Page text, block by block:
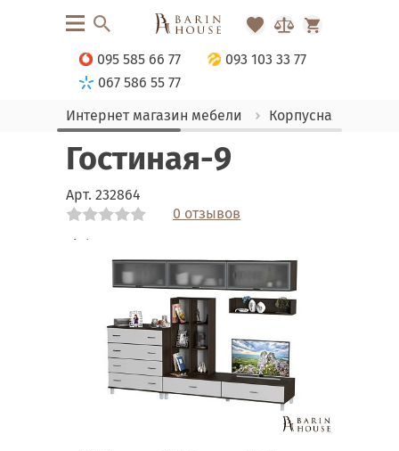
095 585 66 77
093 103 33 77
067 586 55 77
Интернет магазин мебели
Корпусная мебель
Гостиная-9
Арт. 232864
0 отзывов
Link
Link
Link